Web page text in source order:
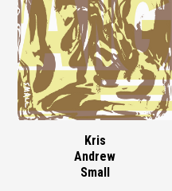
Kris
Andrew
Small